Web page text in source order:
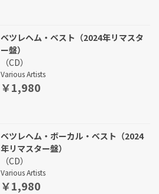
ベツレヘム・ベスト（2024年リマスタ
ー盤）
（CD）
Various Artists
￥1,980
ベツレヘム・ボーカル・ベスト（2024
年リマスター盤）
（CD）
Various Artists
￥1,980